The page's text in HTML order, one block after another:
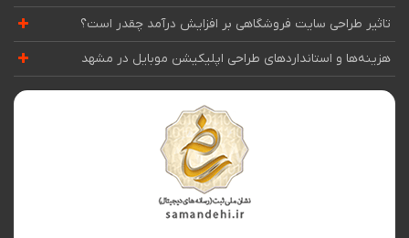
تاثیر طراحی سایت فروشگاهی بر افزایش درآمد چقدر است؟
هزینه‌ها و استانداردهای طراحی اپلیکیشن موبایل در مشهد